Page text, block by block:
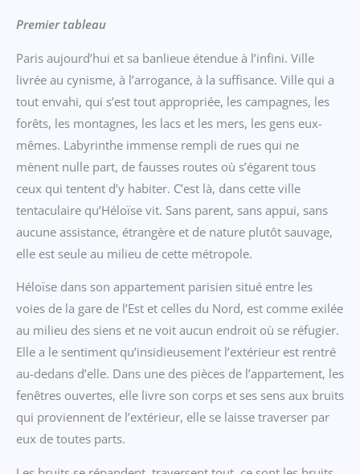
Premier tableau
Paris aujourd’hui et sa banlieue étendue à l’infini. Ville
livrée au cynisme, à l’arrogance, à la suffisance. Ville qui a
tout envahi, qui s’est tout appropriée, les campagnes, les
forêts, les montagnes, les lacs et les mers, les gens eux-
mêmes. Labyrinthe immense rempli de rues qui ne
mènent nulle part, de fausses routes où s’égarent tous
ceux qui tentent d’y habiter. C’est là, dans cette ville
tentaculaire qu’Héloïse vit. Sans parent, sans appui, sans
aucune assistance, étrangère et de nature plutôt sauvage,
elle est seule au milieu de cette métropole.
Héloïse dans son appartement parisien situé entre les
voies de la gare de l’Est et celles du Nord, est comme exilée
au milieu des siens et ne voit aucun endroit où se réfugier.
Elle a le sentiment qu’insidieusement l’extérieur est rentré
au-dedans d’elle. Dans une des pièces de l’appartement, les
fenêtres ouvertes, elle livre son corps et ses sens aux bruits
qui proviennent de l’extérieur, elle se laisse traverser par
eux de toutes parts.